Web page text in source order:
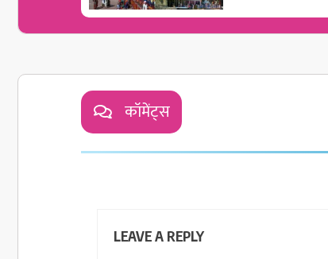
कॉमेंट्स
LEAVE A REPLY